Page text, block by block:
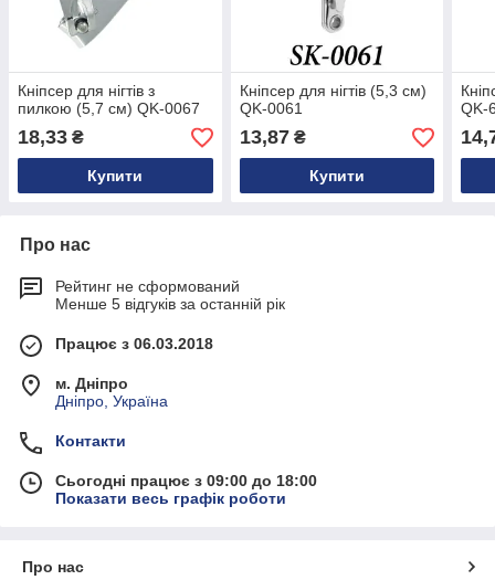
Кніпсер для нігтів з
пилкою (5,7 см) QK-0067
18,33 ₴
Купити
Кніпсер для нігтів (5,3 см)
QK-0061
13,87₴
Купити
QK-
Про нас
Рейтинг не сформований
Менше 5 відгуків за останній рік
Працює з 06.03.2018
м. Дніпро
Дніпро, Україна
Контакти
Сьогодні працює з 09:00 до 18:00
Показати весь графік роботи
Про нас